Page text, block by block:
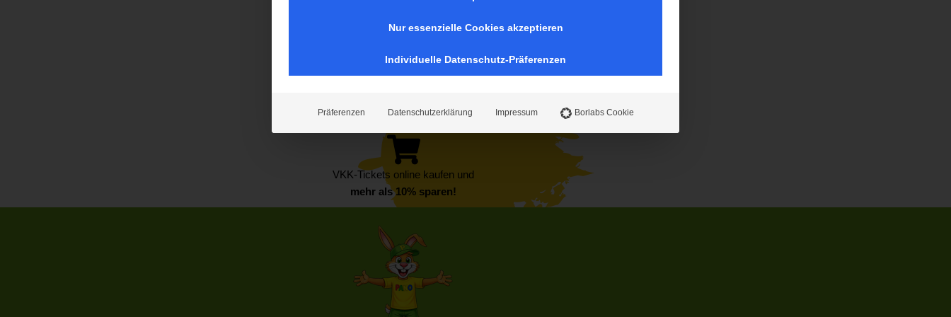
VKK-Tickets online kaufen und
mehr als 10% sparen!
Nur essenzielle Cookies akzeptieren
Individuelle Datenschutz-Präferenzen
Präferenzen Datenschutzerklärung Impressum Borlabs Cookie